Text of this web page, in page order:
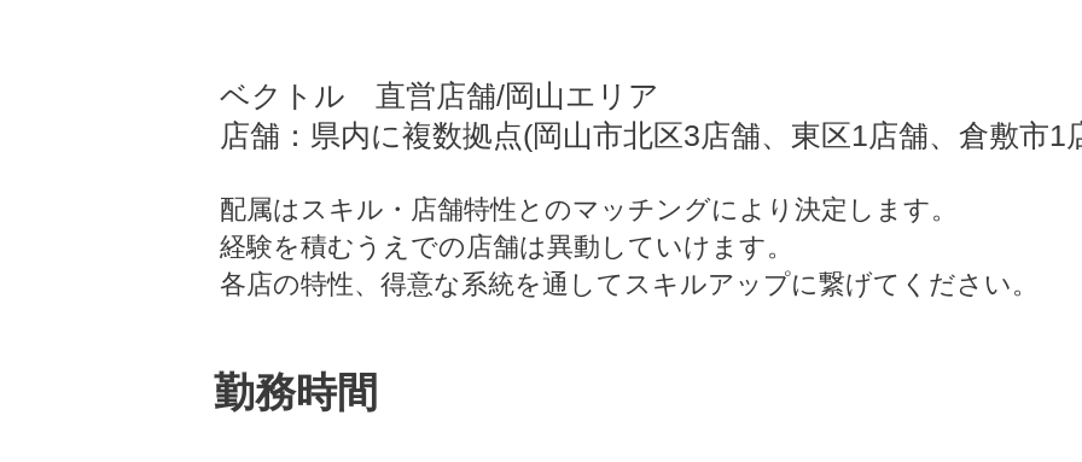
ベクトル 直営店舗/岡山エリア
店舗：県内に複数拠点(岡山市北区3店舗、東区1店舗、倉敷市1
配属はスキル・店舗特性とのマッチングにより決定します。
経験を積むうえでの店舗は異動していけます。
各店の特性、得意な系統を通してスキルアップに繋げてください。
勤務時間